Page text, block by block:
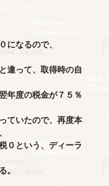
になるので、
違って、取得時の自
年度の税金が７５％
ていたので、再度本
０という、ディーラ
。